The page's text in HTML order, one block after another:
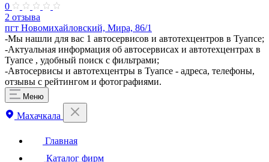
0
2 отзыва
пгт Новомихайловский, Мира, 86/1
-Мы нашли для вас 1 автосервисов и автотехцентров в Туапсе;
-Актуальная информация об автосервисах и автотехцентрах в
Туапсе , удобный поиск с фильтрами;
-Автосервисы и автотехцентры в Туапсе - адреса, телефоны,
отзывы с рейтингом и фотографиями.
Меню
Махачкала
Главная
Каталог фирм